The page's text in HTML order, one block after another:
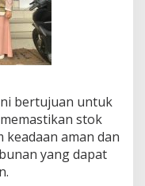
bertujuan untuk
stok
aman dan
yang dapat